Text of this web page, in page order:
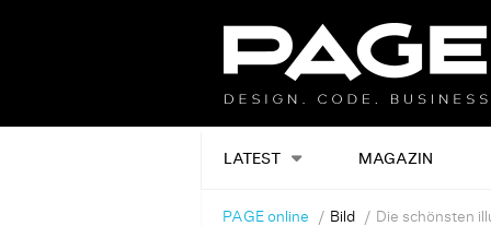
LATEST MAGAZIN
PAGE online Bild Die schönsten